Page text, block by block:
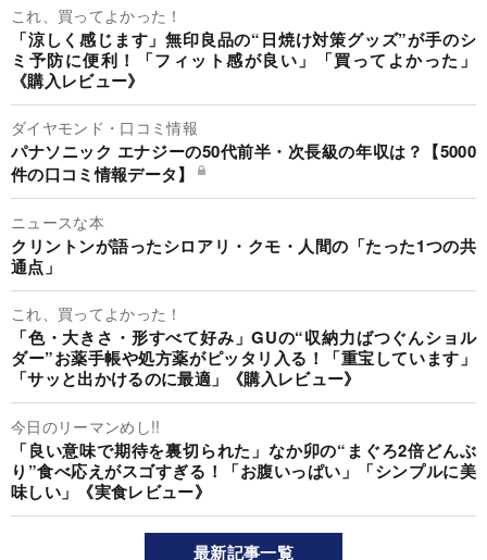
これ、買ってよかった！
「涼しく感じます」無印良品の“日焼け対策グッズ”が手のシ
ミ予防に便利！「フィット感が良い」「買ってよかった」
《購入レビュー》
ダイヤモンド・口コミ情報
パナソニック エナジーの50代前半・次長級の年収は？【5000
件の口コミ情報データ】
ニュースな本
クリントンが語ったシロアリ・クモ・人間の「たった1つの共
通点」
これ、買ってよかった！
「色・大きさ・形すべて好み」GUの“収納力ばつぐんショル
ダー”お薬手帳や処方薬がピッタリ入る！「重宝しています」
「サッと出かけるのに最適」《購入レビュー》
今日のリーマンめし!!
「良い意味で期待を裏切られた」なか卯の“まぐろ2倍どんぶ
り”食べ応えがスゴすぎる！「お腹いっぱい」「シンプルに美
味しい」《実食レビュー》
最新記事一覧